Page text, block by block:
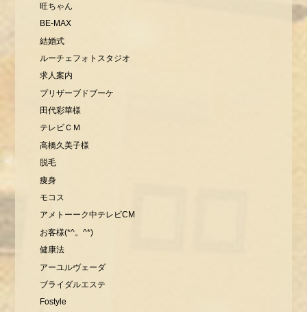
旺ちゃん
BE-MAX
結婚式
ルーチェフォトスタジオ
求人案内
プリザーブドブーケ
田代彩華様
テレビＣＭ
高橋久美子様
脱毛
痩身
モコス
アメトーーク中テレビCM
お客様(*^。^*)
健康法
アーユルヴェーダ
ブライダルエステ
Fostyle